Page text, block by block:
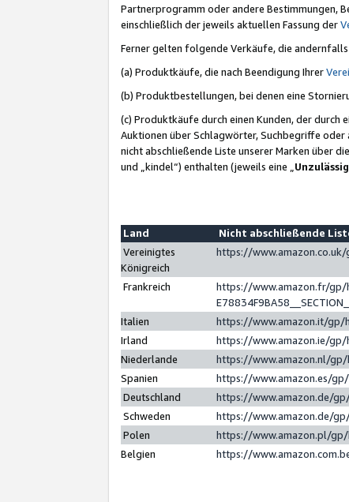
Partnerprogramm oder andere Bestimmungen,
einschließlich der jeweils aktuellen Fassung der
Ferner gelten folgende Verkäufe, die
(a) Produktkäufe, die nach Beendigung Ihrer
(b) Produktbestellungen, bei denen eine
(c) Produktkäufe durch einen Kunden, der durch
Auktionen über Schlagwörter, Suchbegriffe
nicht abschließende Liste unserer Marken über
und „kindel“) enthalten (jeweils eine „
Land
Nicht abschließende
Vereinigtes
Königreich
https://
Frankreich
https://www.amazon.fr/gp/
Italien
https://www.amazon.it/gp/
Irland
https://www.amazon.ie/gp/
Niederlande
https://www.amazon.nl/
Spanien
https://www.amazon.es/
Deutschland
https://www.amazon.de/
Schweden
https://www.amazon.de/
Polen
https://www.amazon.pl/
Belgien
https://